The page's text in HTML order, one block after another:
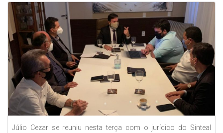
Júlio Cezar se reuniu nesta terça com o jurídico do Sinteal